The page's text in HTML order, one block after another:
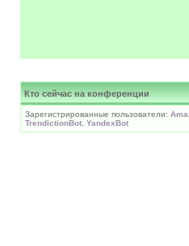
Кто сейчас на конференции
Зарегистрированные пользователи:
TrendictionBot YandexBot